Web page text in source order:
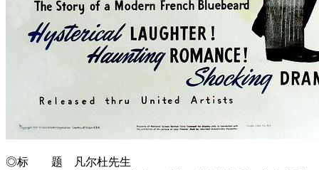
◎标 题 凡尔杜先生